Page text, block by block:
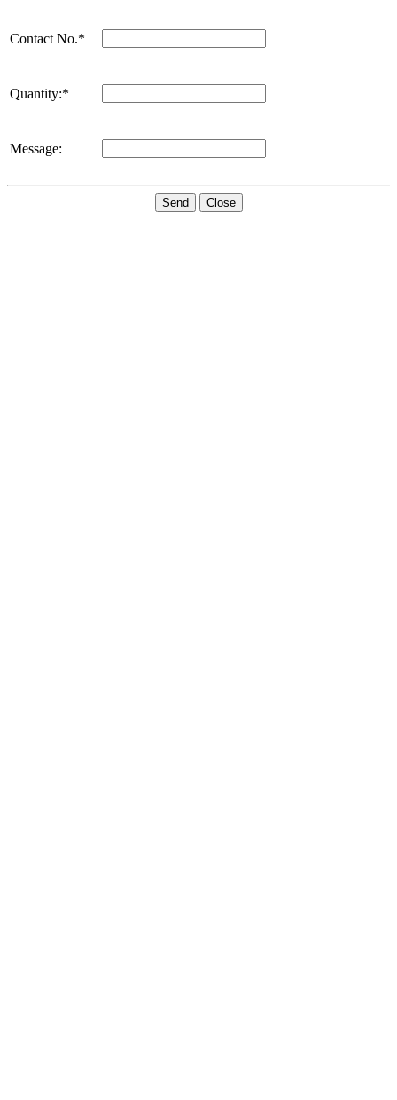
Contact No.*
Quantity:*
Message:
Send Close